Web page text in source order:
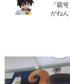
『覇
がねん